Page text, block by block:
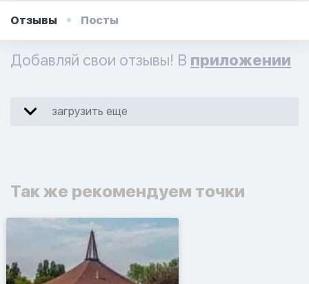
Отзывы Посты
Добавляй свои отзывы! В приложении
загрузить еще
Так же рекомендуем точки